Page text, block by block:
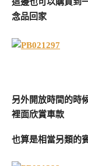
這邊也可以購買到
念品回家
另外開放時間的時
裡面欣賞車款
也算是相當另類的